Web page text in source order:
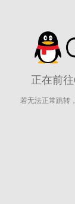
正在前
若无法正常跳转